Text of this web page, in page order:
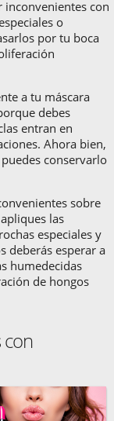
inconvenientes con
o
por tu boca
a tu máscara
debes
entran en
Ahora bien,
conservarlo
sobre
las
especiales y
deberás esperar a
humedecidas
de hongos
con